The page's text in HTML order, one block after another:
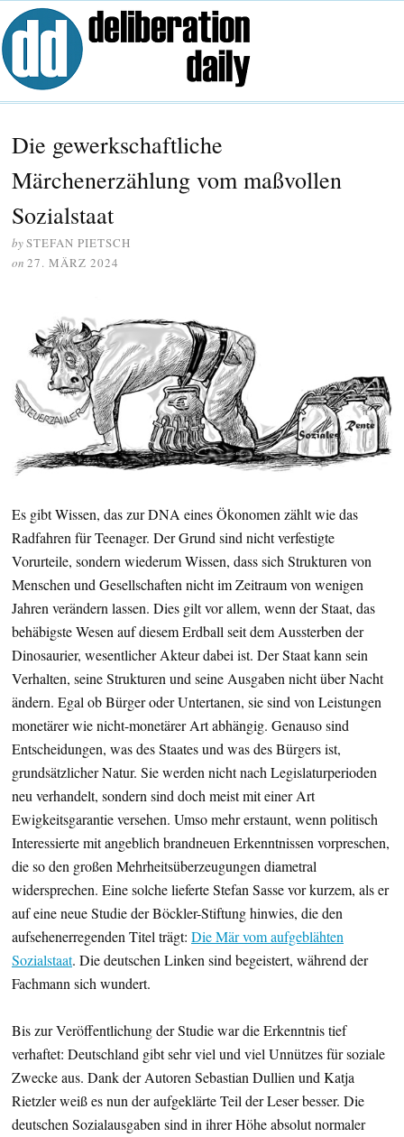
Die gewerkschaftliche
Märchenerzählung vom maßvollen
Sozialstaat
bySTEFAN PIETSCH
on 27. MÄRZ 2024
Es gibt Wissen, das zur DNA eines Ökonomen zählt wie das
Radfahren für Teenager. Der Grund sind nicht verfestigte
Vorurteile, sondern wiederum Wissen, dass sich Strukturen von
Menschen und Gesellschaften nicht im Zeitraum von wenigen
Jahren verändern lassen. Dies gilt vor allem, wenn der Staat, das
behäbigste Wesen auf diesem Erdball seit dem Aussterben der
Dinosaurier, wesentlicher Akteur dabei ist. Der Staat kann sein
Verhalten, seine Strukturen und seine Ausgaben nicht über Nacht
ändern. Egal ob Bürger oder Untertanen, sie sind von Leistungen
monetärer wie nicht-monetärer Art abhängig. Genauso sind
Entscheidungen, was des Staates und was des Bürgers ist,
grundsätzlicher Natur. Sie werden nicht nach Legislaturperioden
neu verhandelt, sondern sind doch meist mit einer Art
Ewigkeitsgarantie versehen. Umso mehr erstaunt, wenn politisch
Interessierte mit angeblich brandneuen Erkenntnissen vorpreschen,
die so den großen Mehrheitsüberzeugungen diametral
widersprechen. Eine solche lieferte Stefan Sasse vor kurzem, als er
auf eine neue Studie der Böckler-Stiftung hinwies, die den
aufsehenerregenden Titel trägt: Die Mär vom aufgeblähten
Sozialstaat. Die deutschen Linken sind begeistert, während der
Fachmann sich wundert.
Bis zur Veröffentlichung der Studie war die Erkenntnis tief
verhaftet: Deutschland gibt sehr viel und viel Unnützes für soziale
Zwecke aus. Dank der Autoren Sebastian Dullien und Katja
Rietzler weiß es nun der aufgeklärte Teil der Leser besser. Die
deutschen Sozialausgaben sind in ihrer Höhe absolut normaler